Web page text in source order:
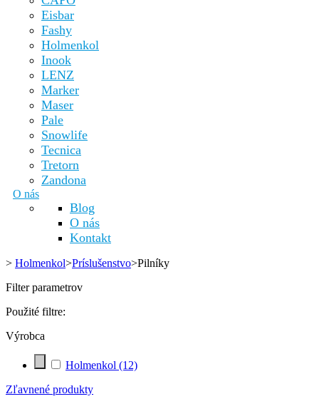
Eisbar
Fashy
Holmenkol
Inook
LENZ
Marker
Maser
Pale
Snowlife
Tecnica
Tretorn
Zandona
O nás
Blog
O nás
Kontakt
> Holmenkol>Príslušenstvo>Pilníky
Filter parametrov
Použité filtre:
Výrobca
Holmenkol (12)
Zľavnené produkty